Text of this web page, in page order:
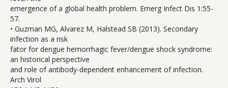
emergence of a global health problem. Emerg Infect Dis 1:55-
57.
• Guzman MG, Alvarez M, Halstead SB (2013). Secondary
infection as a risk
fator for dengue hemorrhagic fever/dengue shock syndrome:
an historical perspective
and role of antibody-dependent enhancement of infection.
Arch Virol